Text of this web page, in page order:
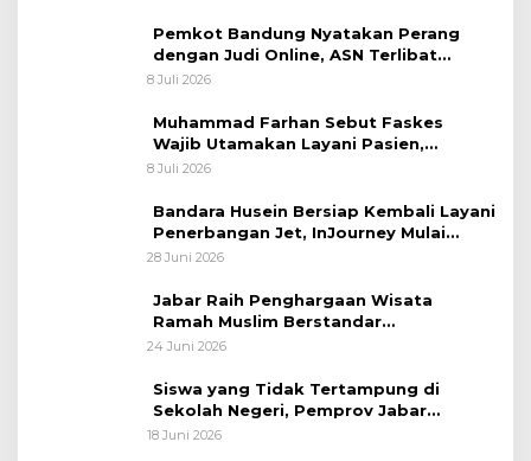
Pemkot Bandung Nyatakan Perang
dengan Judi Online, ASN Terlibat
Terancam Dipecat Tidak Hormat
8 Juli 2026
Muhammad Farhan Sebut Faskes
Wajib Utamakan Layani Pasien,
Penolakan akan Berujung Sanksi Tegas
8 Juli 2026
Bandara Husein Bersiap Kembali Layani
Penerbangan Jet, InJourney Mulai
Tahap Optimalisasi
28 Juni 2026
Jabar Raih Penghargaan Wisata
Ramah Muslim Berstandar
Internasional
24 Juni 2026
Siswa yang Tidak Tertampung di
Sekolah Negeri, Pemprov Jabar
Siapkan Bantuan Dana Pendidikan
18 Juni 2026